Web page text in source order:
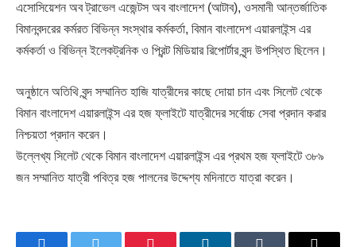
এসোসিয়েশন অব ট্রাভেল এজেন্টস অব বাংলাদেশ (আটাব), ওসমানী আন্তর্জাতিক
বিমানবন্দরের কর্মরত বিভিন্ন সংস্থার কর্মকর্তা, বিমান বাংলাদেশ এয়ারলাইন্স এর
কর্মকর্তা ও বিভিন্ন ইলেকট্রনিক ও প্রিন্ট মিডিয়ার রিপোর্টার বৃন্দ উপস্থিত ছিলেন।
অনুষ্ঠানে অতিথি বৃন্দ সম্মানিত হাজি যাত্রীদের কাছে দোয়া চান এবং সিলেট থেকে
বিমান বাংলাদেশ এয়ারলাইন্স এর হজ ফ্লাইটে যাত্রীদের সর্বোচ্চ সেবা প্রদান করার
নিশ্চয়তা প্রদান করেন।
উল্লেখ্য সিলেট থেকে বিমান বাংলাদেশ এয়ারলাইন্স এর প্রথম হজ ফ্লাইটে ৩৮৯
জন সম্মানিত যাত্রী পবিত্র হজ পালনের উদ্দেশ্য মদিনাতে যাত্রা করেন।